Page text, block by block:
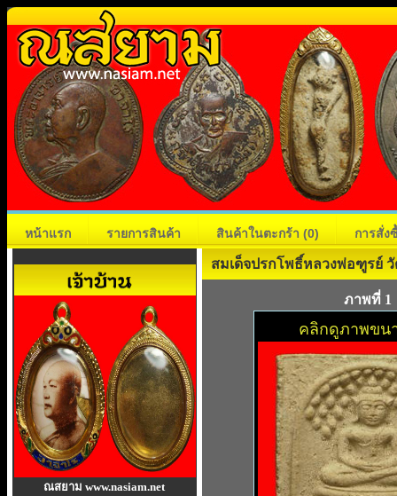
หน้าแรก รายการสินค้า สินค้าในตะกร้า (0) การสั่ง
ณสยาม www.nasiam.net
สมเด็จปรกโพธิ์หลวงพ่อฑูรย์
ภาพที่ 1
คลิกดูภาพขน